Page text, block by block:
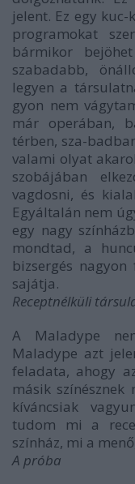
jelent. Ez egy
programokat
bármikor
szabadabb,
legyen a
gyon nem
már operában,
térben, sza-
valami olyat
szobájában
vagdosni, és
Egyáltalán nem
egy nagy
mondtad, a
bizsergés
sajátja.
Receptnélküli
A Maladype
Maladype azt
feladata, ahogy
másik
kíváncsiak
tudom mi a
színház, mi a
A próba